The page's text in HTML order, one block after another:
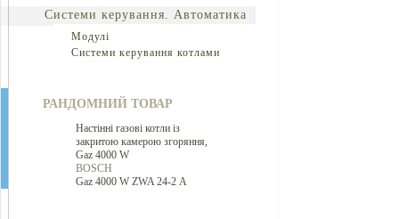
Системи керування. Автоматика
Модулі
Системи керування котлами
РАНДОМНИЙ ТОВАР
Настінні газові котли із
закритою камерою згоряння,
Gaz 4000 W
BOSCH
Gaz 4000 W ZWA 24-2 А